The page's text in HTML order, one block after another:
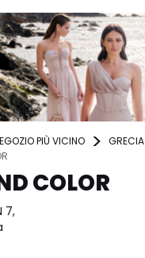
PIÙ VICINO GRECIA
COLOR
7,